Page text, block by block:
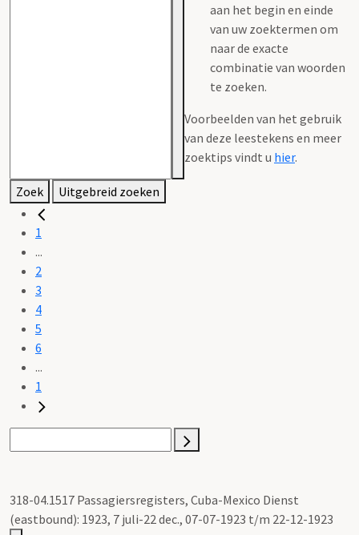
aan het begin en einde
van uw zoektermen om
naar de exacte
combinatie van woorden
te zoeken.
Voorbeelden van het gebruik
van deze leestekens en meer
zoektips vindt u hier.
Zoek Uitgebreid zoeken
1
...
2
3
4
5
6
...
1
318-04.1517 Passagiersregisters, Cuba-Mexico Dienst
(eastbound): 1923, 7 juli-22 dec., 07-07-1923 t/m 22-12-1923